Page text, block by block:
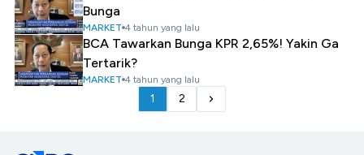
Bunga
MARKET 4 tahun yang lalu
BCA Tawarkan Bunga KPR 2,65%! Yakin Ga
Tertarik?
MARKET 4 tahun yang lalu
1 2